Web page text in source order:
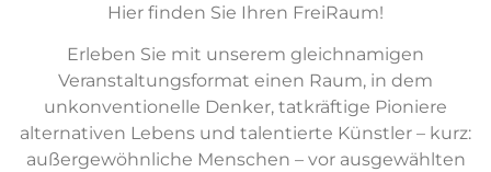
Hier finden Sie Ihren FreiRaum!
Erleben Sie mit unserem gleichnamigen
Veranstaltungsformat einen Raum, in dem
unkonventionelle Denker, tatkräftige Pioniere
alternativen Lebens und talentierte Künstler – kurz:
außergewöhnliche Menschen – vor ausgewählten